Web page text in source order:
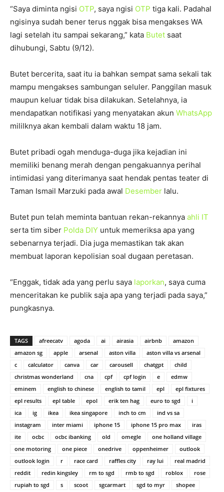
“Saya diminta ngisi OTP, saya ngisi OTP tiga kali. Padahal
ngisinya sudah bener terus nggak bisa mengakses WA
lagi setelah itu sampai sekarang,” kata Butet saat
dihubungi, Sabtu (9/12).
Butet bercerita, saat itu ia bahkan sempat sama sekali tak
mampu mengakses sambungan seluler. Panggilan masuk
maupun keluar tidak bisa dilakukan. Setelahnya, ia
mendapatkan notifikasi yang menyatakan akun WhatsApp
mililknya akan kembali dalam waktu 18 jam.
Butet pribadi ogah menduga-duga jika kejadian ini
memiliki benang merah dengan pengakuannya perihal
intimidasi yang diterimanya saat hendak pentas teater di
Taman Ismail Marzuki pada awal Desember lalu.
Butet pun telah meminta bantuan rekan-rekannya ahli IT
serta tim siber Polda DIY untuk memeriksa apa yang
sebenarnya terjadi. Dia juga memastikan tak akan
membuat laporan kepolisian soal dugaan peretasan.
“Enggak, tidak ada yang perlu saya laporkan, saya cuma
menceritakan ke publik saja apa yang terjadi pada saya,”
pungkasnya.
TAGS afreecatv agoda ai airasia airbnb
amazon
amazon sg
apple arsenal aston villa
aston villa vs arsenal
c
calculator canva car carousell chatgpt
child
christmas wonderland
cna cpf cpf login e
edmw
eminem
english to chinese english to tamil epl
epl fixtures
epl results
epl table epol erik ten hag euro to sgd
i
ica
ig ikea ikea singapore inch to cm
ind vs sa
instagram
inter miami iphone 15 iphone 15 pro max
iras
ite
ocbc ocbc ibanking old omegle
one holland village
one motoring
one piece onedrive oppenheimer
outlook
outlook login
r race card raffles city ray lui
real madrid
reddit
redin kingsley rm to sgd rmb to sgd roblox
rose
rupiah to sgd
s scoot sgcarmart sgd to myr shopee